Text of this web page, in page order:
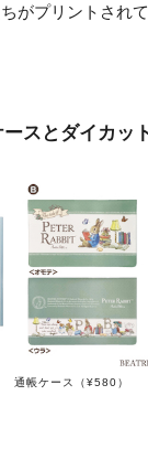
がプリントされ
スとダイカッ
通帳ケース（¥580）